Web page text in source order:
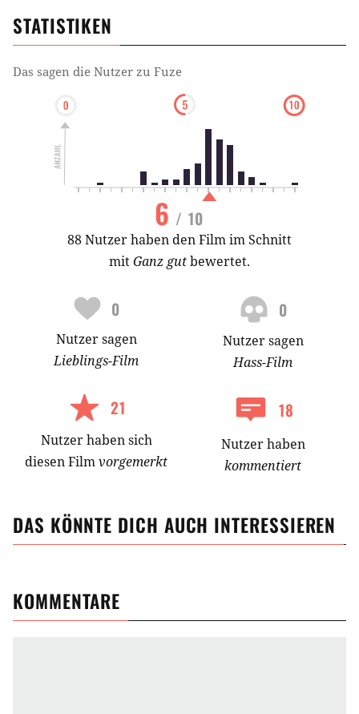
STATISTIKEN
Das sagen die Nutzer zu Fuze
6 / 10
88 Nutzer haben den Film im Schnitt
mitGanz gutbewertet.
0
Nutzersagen
Lieblings-Film
0
Nutzersagen
Hass-Film
21
Nutzerhabensich
diesen Filmvorgemerkt
18
Nutzer haben
kommentiert
DAS KÖNNTE DICH AUCH INTERESSIEREN
KOMMENTARE